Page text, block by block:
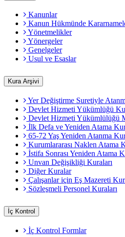
Kanunlar
Kanun Hükmünde
Yönetmelikler
Yönergeler
Genelgeler
Usul ve Esaslar
Kura Arşivi
Yer Değiştirme Suretiyle
Devlet Hizmeti Yükümlüğü
Devlet Hizmeti Yükümlülüğü
İlk Defa ve Yeniden Atama
65-72 Yaş Yeniden Atanma
Kurumlararası Naklen Atama
İstifa Sonrası Yeniden Atama
Unvan Değişikliği Kuraları
Diğer Kuralar
Çalışanlar için Eş Mazereti
Sözleşmeli Personel Kuraları
İç Kontrol
İç Kontrol Formlar